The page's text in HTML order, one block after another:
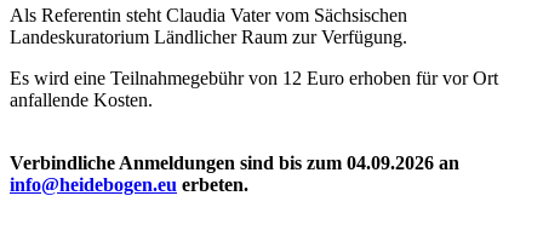
Als Referentin steht Claudia Vater vom Sächsischen
Landeskuratorium Ländlicher Raum zur Verfügung.
Es wird eine Teilnahmegebühr von 12 Euro erhoben für vor Ort
anfallende Kosten.
Verbindliche Anmeldungen sind bis zum 04.09.2026 an
info@heidebogen.eu erbeten.